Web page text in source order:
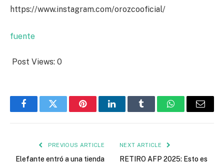
https://www.instagram.com/orozcooficial/
fuente
Post Views: 0
FacebookTwitter PinterestLinkedInTumblr WhatsAppEmail
PREVIOUS ARTICLE
Elefante entró a una tienda
NEXT ARTICLE
RETIRO AFP 2025: Esto es